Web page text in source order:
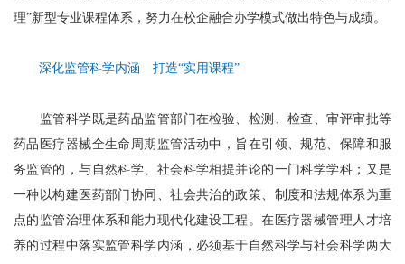
理”新型专业课程体系，努力在校企融合办学模式做出特色与成绩。
深化监管科学内涵 打造“实用课程”
监管科学既是药品监管部门在检验、检测、检查、审评审批等
药品医疗器械全生命周期监管活动中，旨在引领、规范、保障和服
务监管的，与自然科学、社会科学相提并论的一门科学学科；又是
一种以构建医药部门协同、社会共治的政策、制度和法规体系为重
点的监管治理体系和能力现代化建设工程。在医疗器械管理人才培
养的过程中落实监管科学内涵，必须基于自然科学与社会科学两大